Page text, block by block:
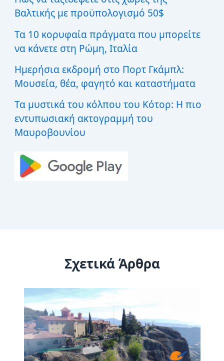
:Βαλτικής με προϋπολογισμό 50$
Τα 10 κορυφαία πράγματα που μπορείτε
να κάνετε στη Ρώμη, Ιταλία
Ημερήσια εκδρομή στο Πορτ Γκάμπλ:
Μουσεία, θέα, φαγητό και καταστήματα
Τα μυστικά του κόλπου του Κότορ: Η πιο
εντυπωσιακή ακτογραμμή του
Μαυροβουνίου
Σχετικά Άρθρα